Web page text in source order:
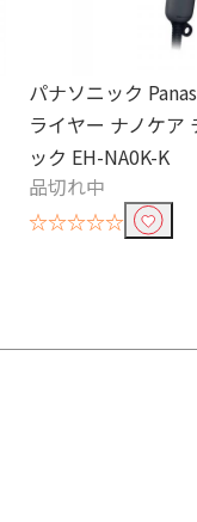
パナソニック
ライヤー ナノケア
ック EH-NA0K-K
品切れ中
☆☆☆☆☆